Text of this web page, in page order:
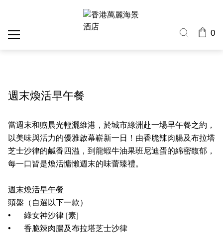
0
週末煥活早午餐
當週末和煦晨光輕灑維港，於城市綠洲赴一場早午餐之約，
以美味與活力的優雅啟幕嶄新一日！由香脆辣肉腸及布拉塔
芝士沙律的鹹香四溢，到龍蝦牛油果班尼迪蛋的綿密馥郁，
每一口皆是煥活慵懶週末的味蕾臻禮。
週末煥活早午餐
頭盤（自選以下一款）
•
綠女神沙律 [素]
•
香脆辣肉腸及布拉塔芝士沙律